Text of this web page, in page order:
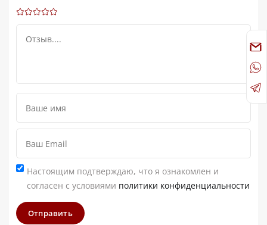
Настоящим подтверждаю, что я ознакомлен и
согласен с условиями политики конфиденциальности
Отправить